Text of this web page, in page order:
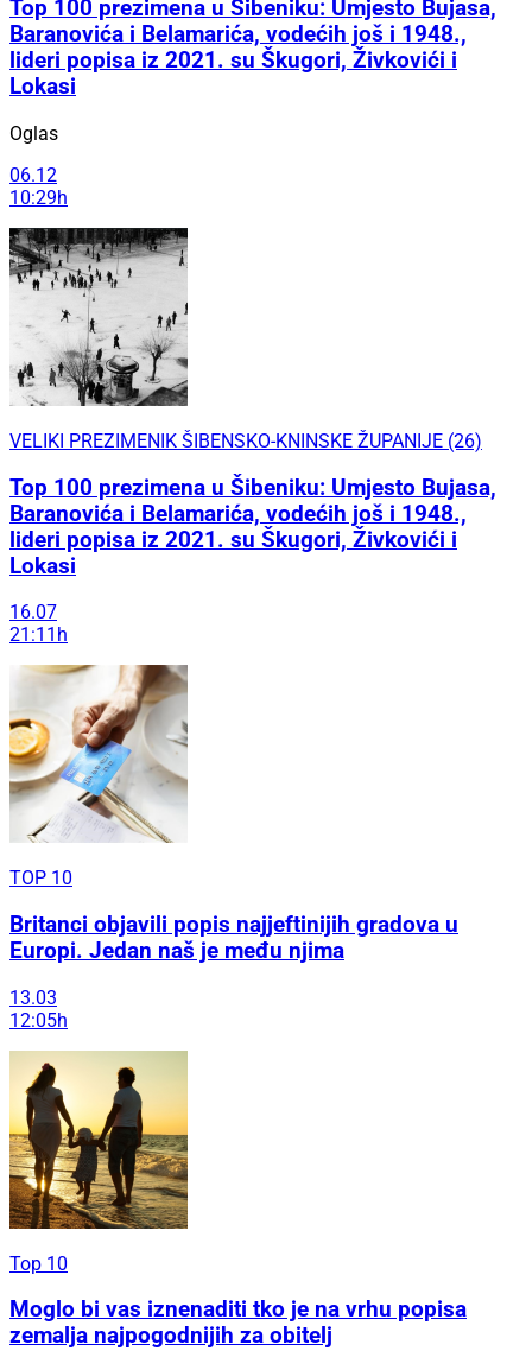
Top 100 prezimena u Šibeniku: Umjesto Bujasa,
Baranovića i Belamarića, vodećih još i 1948.,
lideri popisa iz 2021. su Škugori, Živkovići i
Lokasi
Oglas
06.12
10:29h
VELIKI PREZIMENIK ŠIBENSKO-KNINSKE ŽUPANIJE (26)
Top 100 prezimena u Šibeniku: Umjesto Bujasa,
Baranovića i Belamarića, vodećih još i 1948.,
lideri popisa iz 2021. su Škugori, Živkovići i
Lokasi
16.07
21:11h
TOP 10
Britanci objavili popis najjeftinijih gradova u
Europi. Jedan naš je među njima
13.03
12:05h
Top 10
Moglo bi vas iznenaditi tko je na vrhu popisa
zemalja najpogodnijih za obitelj